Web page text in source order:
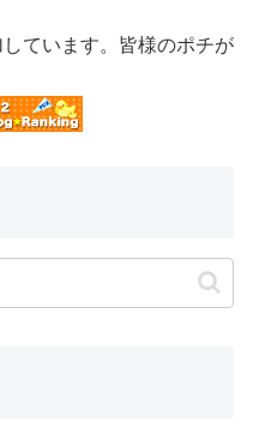
ています。皆様のポチが